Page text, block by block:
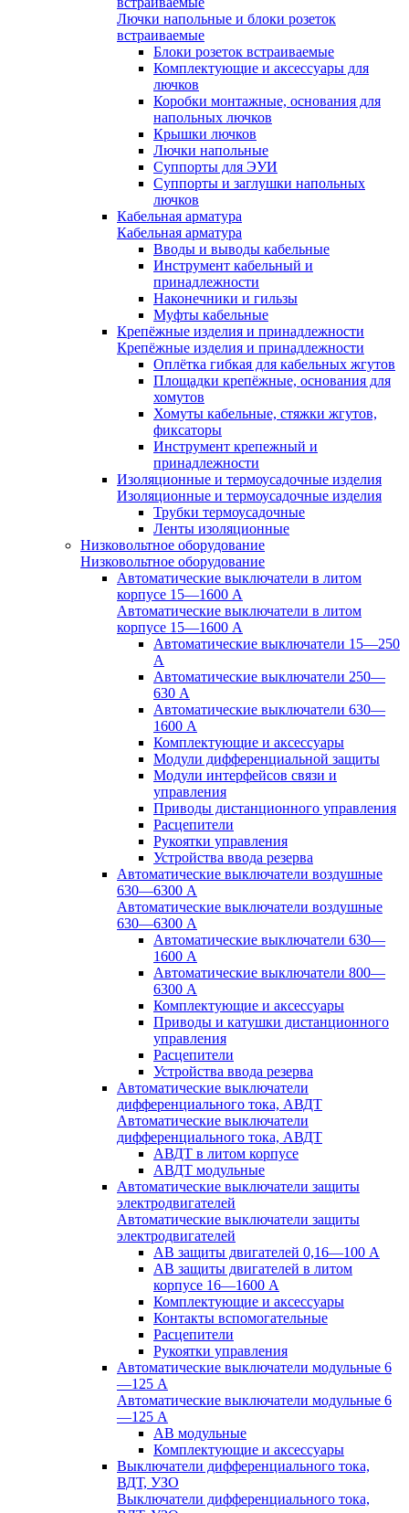
Лючки напольные и блоки розеток
встраиваемые
Блоки розеток встраиваемые
Комплектующие и аксессуары для
лючков
Коробки монтажные, основания для
напольных лючков
Крышки лючков
Лючки напольные
Суппорты для ЭУИ
Суппорты и заглушки напольных
лючков
Кабельная арматура
Кабельная арматура
Вводы и выводы кабельные
Инструмент кабельный и
принадлежности
Наконечники и гильзы
Муфты кабельные
Крепёжные изделия и принадлежности
Крепёжные изделия и принадлежности
Оплётка гибкая для кабельных жгутов
Площадки крепёжные, основания для
хомутов
Хомуты кабельные, стяжки жгутов,
фиксаторы
Инструмент крепежный и
принадлежности
Изоляционные и термоусадочные изделия
Изоляционные и термоусадочные изделия
Трубки термоусадочные
Ленты изоляционные
Низковольтное оборудование
Низковольтное оборудование
Автоматические выключатели в литом
корпусе 15—1600 А
Автоматические выключатели в литом
корпусе 15—1600 А
Автоматические выключатели 15—250
А
Автоматические выключатели 250—
630 А
Автоматические выключатели 630—
1600 А
Комплектующие и аксессуары
Модули дифференциальной защиты
Модули интерфейсов связи и
управления
Приводы дистанционного управления
Расцепители
Рукоятки управления
Устройства ввода резерва
Автоматические выключатели воздушные
630—6300 А
Автоматические выключатели воздушные
630—6300 А
Автоматические выключатели 630—
1600 А
Автоматические выключатели 800—
6300 А
Комплектующие и аксессуары
Приводы и катушки дистанционного
управления
Расцепители
Устройства ввода резерва
Автоматические выключатели
дифференциального тока, АВДТ
Автоматические выключатели
дифференциального тока, АВДТ
АВДТ в литом корпусе
АВДТ модульные
Автоматические выключатели защиты
электродвигателей
Автоматические выключатели защиты
электродвигателей
АВ защиты двигателей 0,16—100 А
АВ защиты двигателей в литом
корпусе 16—1600 А
Комплектующие и аксессуары
Контакты вспомогательные
Расцепители
Рукоятки управления
Автоматические выключатели модульные 6
—125 А
Автоматические выключатели модульные 6
—125 А
АВ модульные
Комплектующие и аксессуары
Выключатели дифференциального тока,
ВДТ, УЗО
Выключатели дифференциального тока,